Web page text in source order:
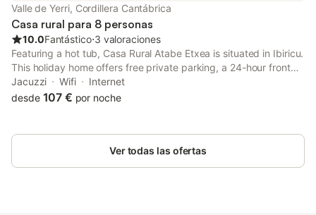
Valle de Yerri, Cordillera Cantábrica
Casa rural para 8 personas
10.0Fantástico⋅3 valoraciones
Featuring a hot tub, Casa Rural Atabe Etxea is situated in Ibiricu.
This holiday home offers free private parking, a 24-hour front
desk and free WiFi. The property is non-smoking and is set 48
km from Pamplona Catedral.
Jacuzzi Wifi
Internet
desde 107 € por noche
Ver todas las ofertas